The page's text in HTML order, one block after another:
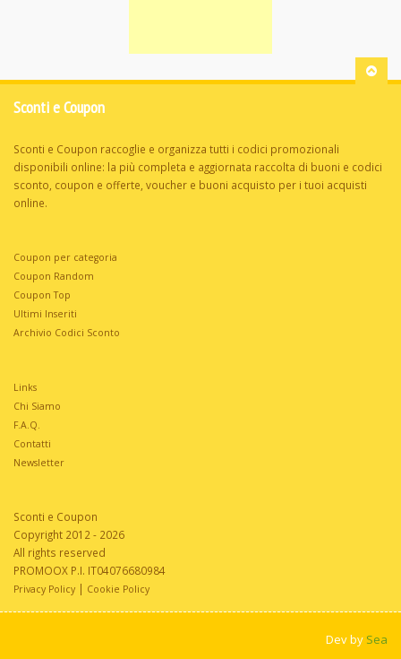
Sconti e Coupon
Sconti e Coupon raccoglie e organizza tutti i codici promozionali
disponibili online: la più completa e aggiornata raccolta di buoni e codici
sconto, coupon e offerte, voucher e buoni acquisto per i tuoi acquisti
online.
Coupon per categoria
Coupon Random
Coupon Top
Ultimi Inseriti
Archivio Codici Sconto
Links
Chi Siamo
F.A.Q.
Contatti
Newsletter
Sconti e Coupon
Copyright 2012 - 2026
All rights reserved
PROMOOX P.I. IT04076680984
Privacy Policy | Cookie Policy
Dev by Sea